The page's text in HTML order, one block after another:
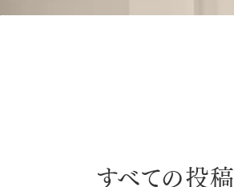
すべての投稿